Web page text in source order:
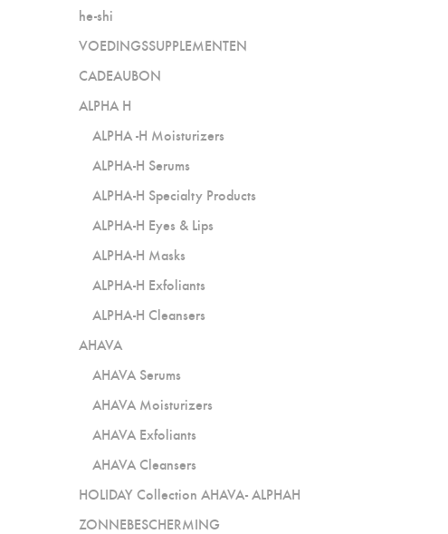
he-shi
VOEDINGSSUPPLEMENTEN
CADEAUBON
ALPHA H
ALPHA -H Moisturizers
ALPHA-H Serums
ALPHA-H Specialty Products
ALPHA-H Eyes & Lips
ALPHA-H Masks
ALPHA-H Exfoliants
ALPHA-H Cleansers
AHAVA
AHAVA Serums
AHAVA Moisturizers
AHAVA Exfoliants
AHAVA Cleansers
HOLIDAY Collection AHAVA- ALPHAH
ZONNEBESCHERMING